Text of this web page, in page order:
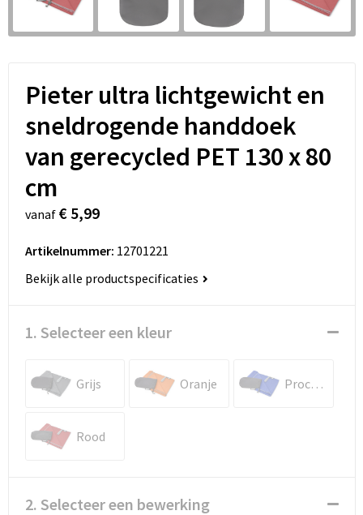
Pieter ultra lichtgewicht en
sneldrogende handdoek
van gerecycled PET 130 x 80
cm
vanaf € 5,99
Artikelnummer: 12701221
Bekijk alle productspecificaties
1. Selecteer een kleur
Grijs Oranje Process blue
Rood
2. Selecteer een bewerking